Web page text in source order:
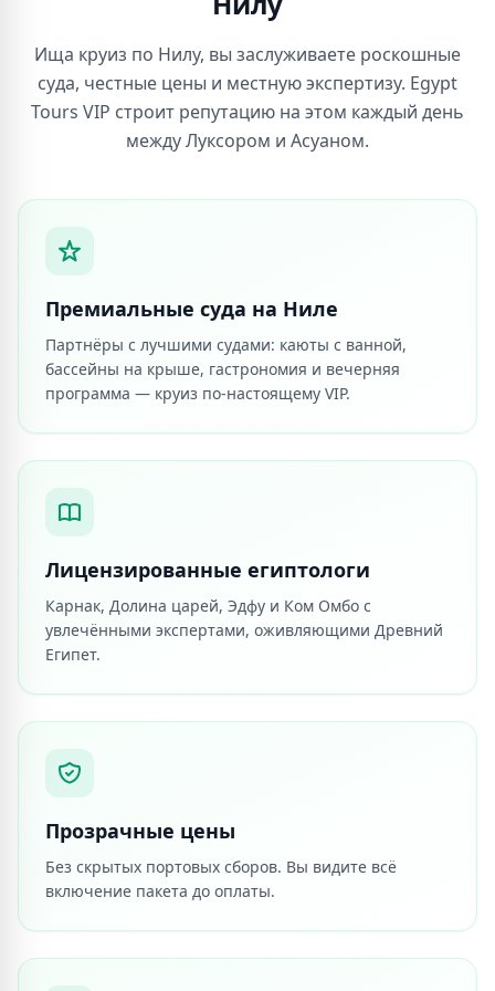
Ища круиз по Нилу, вы заслуживаете роскошные
суда, честные цены и местную экспертизу. Egypt
Tours VIP строит репутацию на этом каждый день
между Луксором и Асуаном.
Премиальные суда на Ниле
Партнёры с лучшими судами: каюты с ванной,
бассейны на крыше, гастрономия и вечерняя
программа — круиз по-настоящему VIP.
Лицензированные египтологи
Карнак, Долина царей, Эдфу и Ком Омбо с
увлечёнными экспертами, оживляющими Древний
Египет.
Прозрачные цены
Без скрытых портовых сборов. Вы видите всё
включение пакета до оплаты.